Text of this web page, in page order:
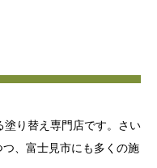
り替え専門店です。さい
、富士見市にも多くの施